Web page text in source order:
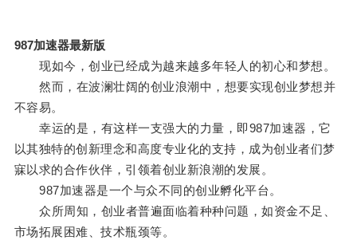
987加速器最新版
现如今，创业已经成为越来越多年轻人的初心和梦想。
然而，在波澜壮阔的创业浪潮中，想要实现创业梦想并
不容易。
幸运的是，有这样一支强大的力量，即987加速器，它
以其独特的创新理念和高度专业化的支持，成为创业者们梦
寐以求的合作伙伴，引领着创业新浪潮的发展。
987加速器是一个与众不同的创业孵化平台。
众所周知，创业者普遍面临着种种问题，如资金不足、
市场拓展困难、技术瓶颈等。